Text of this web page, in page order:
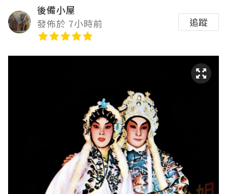
後備小屋
發佈於 7小時前
追蹤